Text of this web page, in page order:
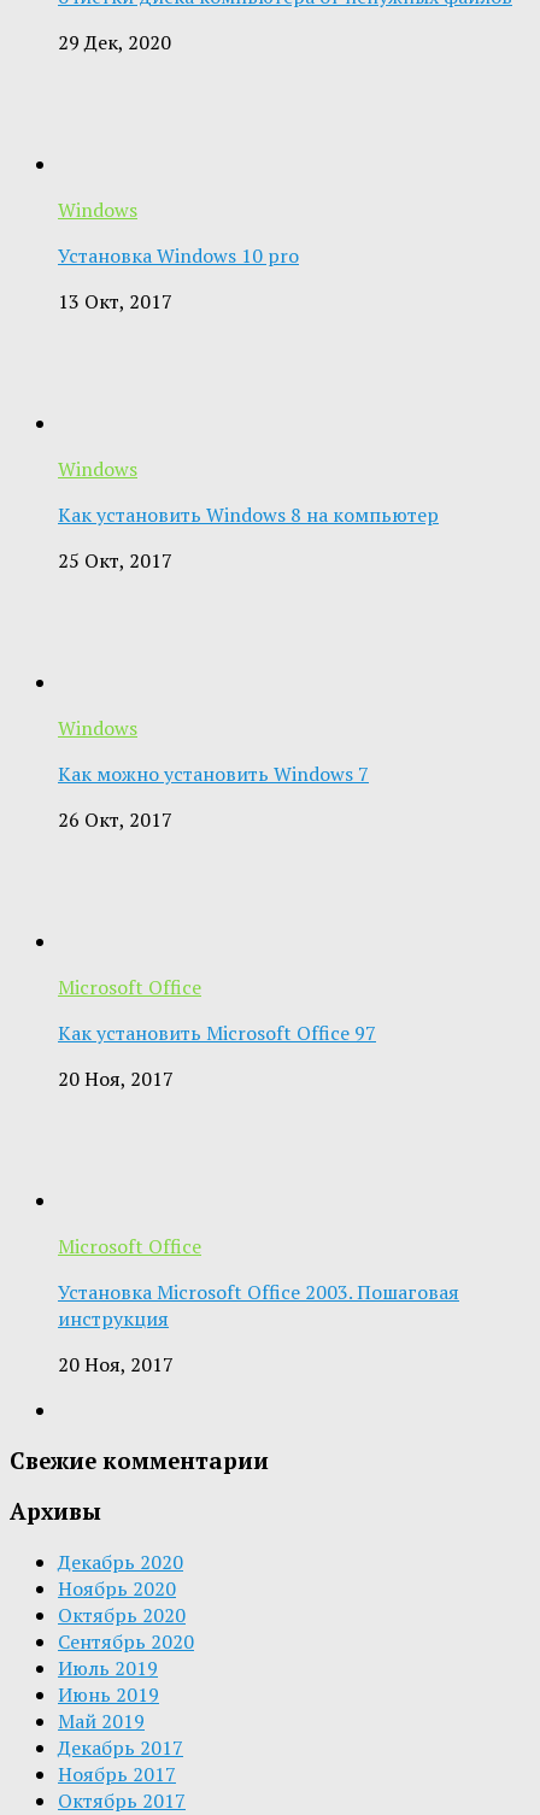
29 Дек, 2020
Windows
Установка Windows 10 pro
13 Окт, 2017
Windows
Как установить Windows 8 на компьютер
25 Окт, 2017
Windows
Как можно установить Windows 7
26 Окт, 2017
Microsoft Office
Как установить Microsoft Office 97
20 Ноя, 2017
Microsoft Office
Установка Microsoft Office 2003. Пошаговая
инструкция
20 Ноя, 2017
Свежие комментарии
Архивы
Декабрь 2020
Ноябрь 2020
Октябрь 2020
Сентябрь 2020
Июль 2019
Июнь 2019
Май 2019
Декабрь 2017
Ноябрь 2017
Октябрь 2017